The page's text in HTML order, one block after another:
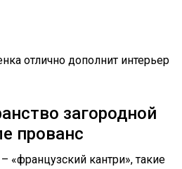
отлично дополнит интерьер
загородной
прованс
«французский кантри», такие